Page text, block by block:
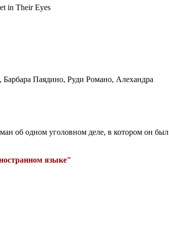
Паядино, Руди Романо, Алехандра
об одном уголовном деле, в котором он был
языке"